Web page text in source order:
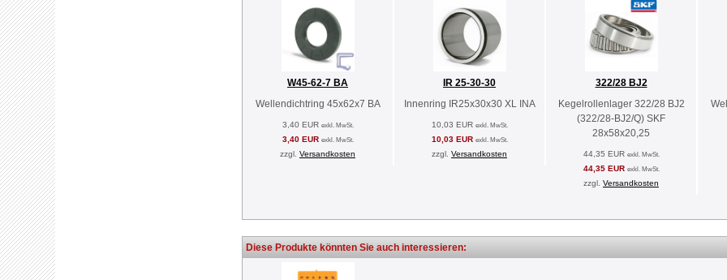
W45-62-7 BA
Wellendichtring 45x62x7 BA
3,40 EUR exkl. MwSt.
3,40 EUR exkl. MwSt.
zzgl. Versandkosten
IR 25-30-30
Innenring IR25x30x30 XL INA
10,03 EUR exkl. MwSt.
10,03 EUR exkl. MwSt.
zzgl. Versandkosten
322/28 BJ2
Kegelrollenlager 322/28 BJ2
(322/28-BJ2/Q) SKF
28x58x20,25
44,35 EUR exkl. MwSt.
44,35 EUR exkl. MwSt.
zzgl. Versandkosten
Diese Produkte könnten Sie auch interessieren: